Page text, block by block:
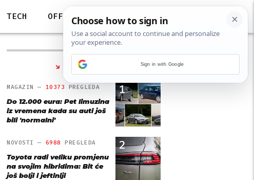
TECH OFF
NAJČITANIJE
1
MAGAZIN — 10373 PREGLEDA
Do 12.000 eura: Pet limuzina
iz vremena kada su auti još
bili 'normalni'
2
NOVOSTI — 6988 PREGLEDA
Toyota radi veliku promjenu
na svojim hibridima: Bit će
još bolji i jeftiniji
Sign in with Google